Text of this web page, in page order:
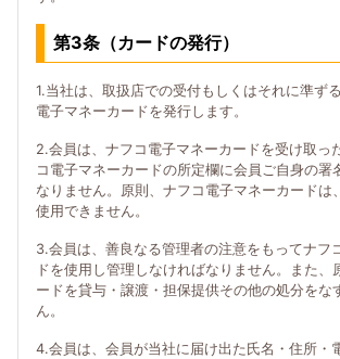
第3条（カードの発行）
1.当社は、取扱店での受付もしくはそれに準ず
電子マネーカードを発行します。
2.会員は、ナフコ電子マネーカードを受け取っ
コ電子マネーカードの所定欄に会員ご自身の署
なりません。原則、ナフコ電子マネーカードは
使用できません。
3.会員は、善良なる管理者の注意をもってナフ
ドを使用し管理しなければなりません。また、
ードを貸与・譲渡・担保提供その他の処分をな
ん。
4.会員は、会員が当社に届け出た氏名・住所・